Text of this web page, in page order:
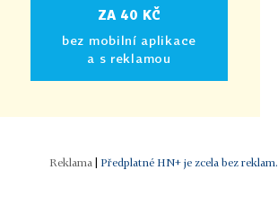
ZA 40 KČ
bez mobilní aplikace
a s reklamou
| Předplatné HN+ je zcela bez reklam.